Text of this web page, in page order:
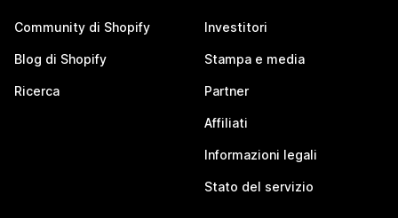
Community di Shopify
Blog di Shopify
Ricerca
Investitori
Stampa e media
Partner
Affiliati
Informazioni legali
Stato del servizio